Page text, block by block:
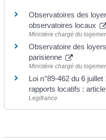
Observatoires des
observatoires locaux
Ministère chargé du
Observatoire des
parisienne
Ministère chargé du
Loi n°89-462 du 6
rapports locatifs :
Legifrance